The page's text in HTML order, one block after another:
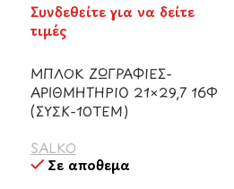
Συνδεθείτε για να δείτε
τιμές
ΜΠΛΟΚ ΖΩΓΡΑΦΙΕΣ-
ΑΡΙΘΜΗΤΗΡΙΟ 21×29,7 16Φ
(ΣΥΣΚ-10ΤΕΜ)
SALKO
Σε απόθεμα